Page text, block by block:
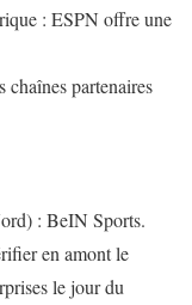
: ESPN offre une
chaînes partenaires
: BeIN Sports.
en amont le
le jour du